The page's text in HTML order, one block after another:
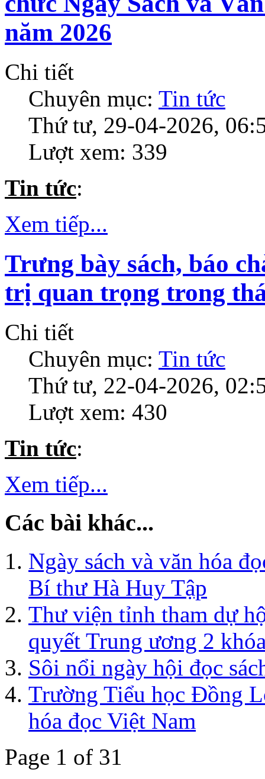
năm 2026
Chi tiết
Chuyên mục: Tin tức
Thứ tư, 29-04-2026,
Lượt xem: 339
Tin tức:
Xem tiếp...
Trưng bày sách, báo
trị quan trọng trong
Chi tiết
Chuyên mục: Tin tức
Thứ tư, 22-04-2026,
Lượt xem: 430
Tin tức:
Xem tiếp...
Các bài khác...
Ngày sách và văn hóa
Bí thư Hà Huy Tập
Thư viện tỉnh tham dự
quyết Trung ương 2
Sôi nổi ngày hội đọc
Trường Tiểu học Đồng
hóa đọc Việt Nam
Page 1 of 31